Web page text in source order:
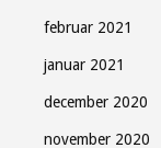
februar 2021
januar 2021
december 2020
november 2020